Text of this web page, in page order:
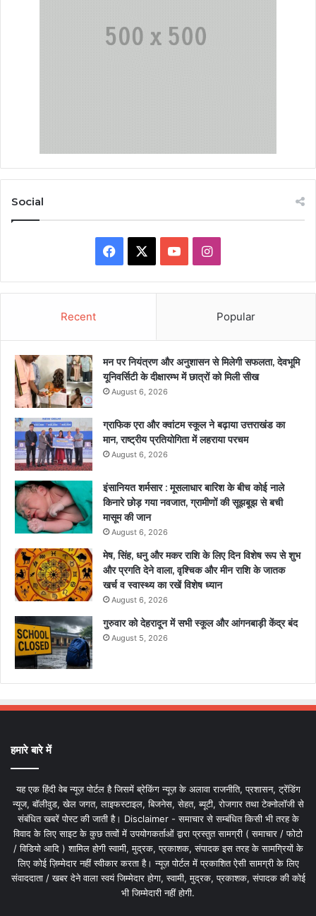
Social
Facebook YouTubeInstagram
Recent Popular
मन पर नियंत्रण और अनुशासन से मिलेगी सफलता, देवभूमि
यूनिवर्सिटी के दीक्षारम्भ में छात्रों को मिली सीख
August 6, 2026
ग्राफिक एरा और क्वांटम स्कूल ने बढ़ाया उत्तराखंड का
मान, राष्ट्रीय प्रतियोगिता में लहराया परचम
August 6, 2026
इंसानियत शर्मसार : मूसलाधार बारिश के बीच कोई नाले
किनारे छोड़ गया नवजात, ग्रामीणों की सूझबूझ से बची
मासूम की जान
August 6, 2026
मेष, सिंह, धनु और मकर राशि के लिए दिन विशेष रूप से शुभ
और प्रगति देने वाला, वृश्चिक और मीन राशि के जातक
खर्च व स्वास्थ्य का रखें विशेष ध्यान
August 6, 2026
गुरुवार को देहरादून में सभी स्कूल और आंगनबाड़ी केंद्र बंद
August 5, 2026
हमारे बारे में
यह एक हिंदी वेब न्यूज़ पोर्टल है जिसमें ब्रेकिंग न्यूज़ के अलावा राजनीति, प्रशासन, ट्रेंडिंग
न्यूज, बॉलीवुड, खेल जगत, लाइफस्टाइल, बिजनेस, सेहत, ब्यूटी, रोजगार तथा टेक्नोलॉजी से
संबंधित खबरें पोस्ट की जाती है। Disclaimer - समाचार से सम्बंधित किसी भी तरह के
विवाद के लिए साइट के कुछ तत्वों में उपयोगकर्ताओं द्वारा प्रस्तुत सामग्री ( समाचार / फोटो
/ विडियो आदि ) शामिल होगी स्वामी, मुद्रक, प्रकाशक, संपादक इस तरह के सामग्रियों के
लिए कोई ज़िम्मेदार नहीं स्वीकार करता है। न्यूज़ पोर्टल में प्रकाशित ऐसी सामग्री के लिए
संवाददाता / खबर देने वाला स्वयं जिम्मेदार होगा, स्वामी, मुद्रक, प्रकाशक, संपादक की कोई
भी जिम्मेदारी नहीं होगी.